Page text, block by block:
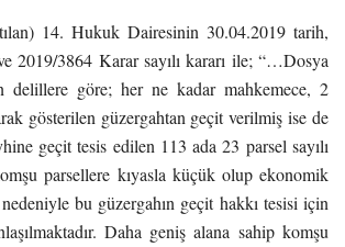
14. Hukuk Dairesinin 30.04.2019 tarih,
2019/3864 Karar sayılı kararı ile; “…Dosya
delillere göre; her ne kadar mahkemece, 2
gösterilen güzergahtan geçit verilmiş ise de
geçit tesis edilen 113 ada 23 parsel sayılı
parsellere kıyasla küçük olup ekonomik
bu güzergahın geçit hakkı tesisi için
Daha geniş alana sahip komşu